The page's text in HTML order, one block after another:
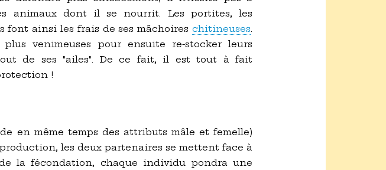
animaux dont il se nourrit. Les portites, les
font ainsi les frais de ses mâchoires chitineuses.
venimeuses pour ensuite re-stocker leurs
de ses "ailes". De ce fait, il est tout à fait
!
en même temps des attributs mâle et femelle)
les deux partenaires se mettent face à
la fécondation, chaque individu pondra une